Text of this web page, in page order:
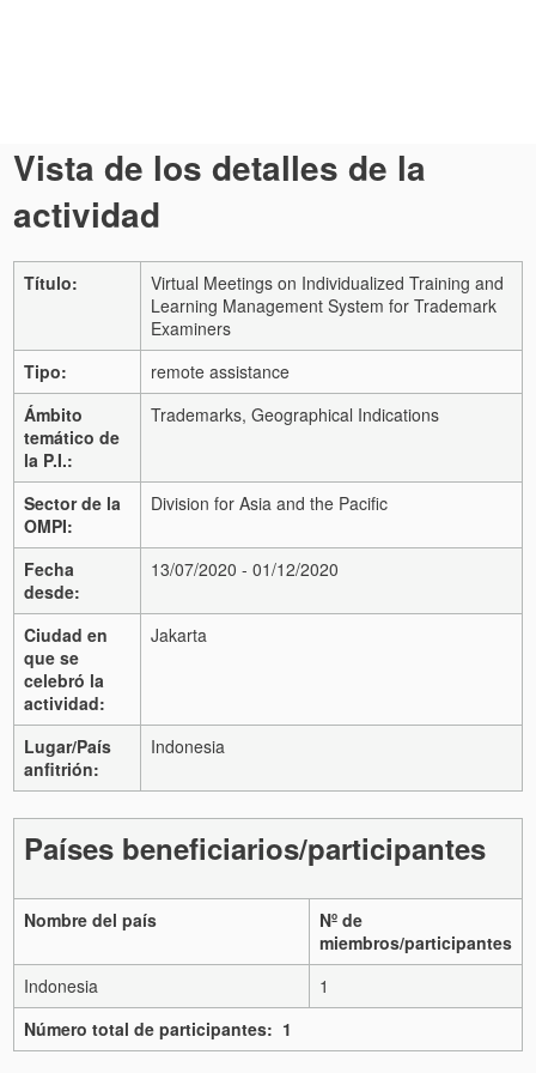
Vista de los detalles de la
actividad
Título:
Virtual Meetings on Individualized Training and
Learning Management System for Trademark
Examiners
Tipo:
remote assistance
Ámbito
temático de
la P.I.:
Trademarks, Geographical Indications
Sector de la
OMPI:
Division for Asia and the Pacific
Fecha
desde:
13/07/2020 - 01/12/2020
Ciudad en
que se
celebró la
actividad:
Jakarta
Lugar/País
anfitrión:
Indonesia
Países beneficiarios/participantes
Nombre del país
Nº de
miembros/participantes
Indonesia
1
Número total de participantes: 1